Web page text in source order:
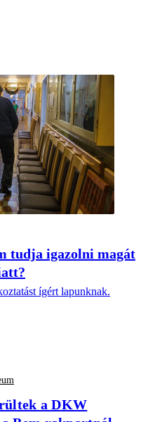
tudja igazolni magát
ígért lapunknak.
a DKW